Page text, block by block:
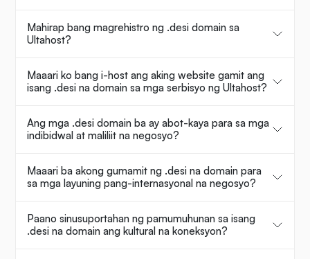
Mahirap bang magrehistro ng .desi domain sa
Ultahost?
Maaari ko bang i-host ang aking website gamit ang
isang .desi na domain sa mga serbisyo ng Ultahost?
Ang mga .desi domain ba ay abot-kaya para sa mga
indibidwal at maliliit na negosyo?
Maaari ba akong gumamit ng .desi na domain para
sa mga layuning pang-internasyonal na negosyo?
Paano sinusuportahan ng pamumuhunan sa isang
.desi na domain ang kultural na koneksyon?